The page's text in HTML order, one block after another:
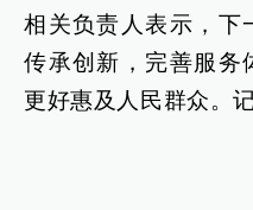
相关负责人表示，下
传承创新，完善服务
更好惠及人民群众。